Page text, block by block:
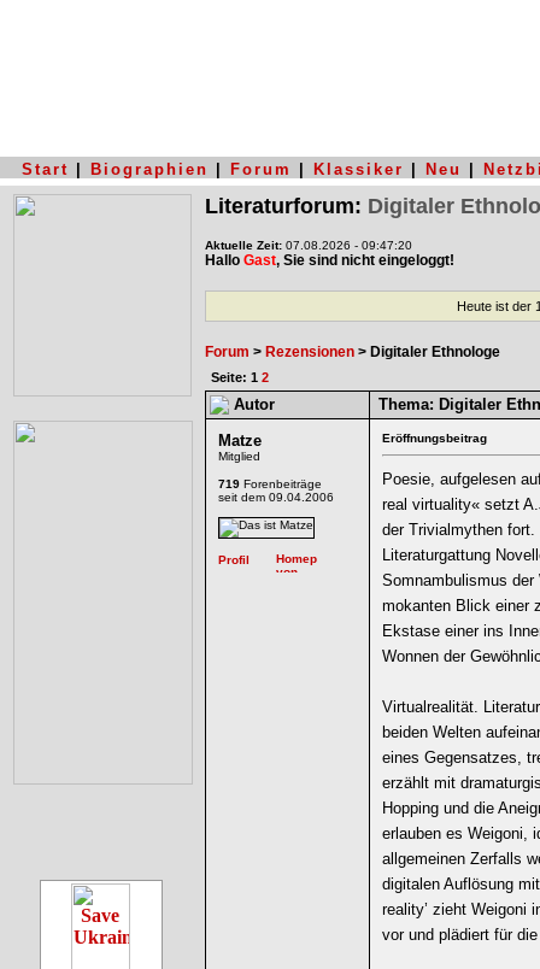
Start Biographien Forum Klassiker Neu
Literaturforum: Digitaler
Aktuelle Zeit: 07.08.2026 - 09:47:20
Hallo Gast, Sie sind nicht eingeloggt!
Heute ist der
Forum > Rezensionen > Digitaler Ethnologe
Seite: 1 2
Autor Thema: Digitaler
Matze
Mitglied
719 Forenbeiträge
seit dem 09.04.2006
Eröffnungsbeitrag
Poesie, aufgelesen
real virtuality« setzt
der Trivialmythen
Literaturgattung
Somnambulismus
mokanten Blick einer
Ekstase einer ins
Wonnen der
Virtualrealität.
beiden Welten
eines Gegensatzes,
erzählt mit
Hopping und die
erlauben es Weigoni,
allgemeinen Zerfalls
digitalen Auflösung
reality’ zieht Weigoni
vor und plädiert für